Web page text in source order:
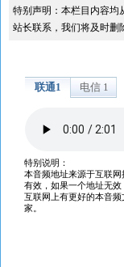
特别声明：本栏目内容均
站长联系，我们将及时删